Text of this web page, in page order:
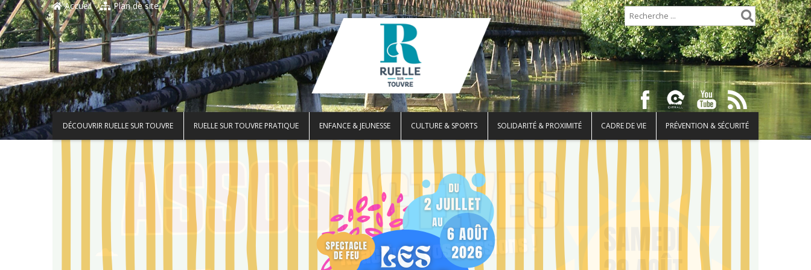
Accueil Plan de site
DÉCOUVRIR RUELLE SUR TOUVRE RUELLE SUR TOUVRE PRATIQUE ENFANCE & JEUNESSE CULTURE & SPORTS SOLIDARITÉ & PROXIMITÉ CADRE DE VIE PRÉVENTION & SÉCURITÉ